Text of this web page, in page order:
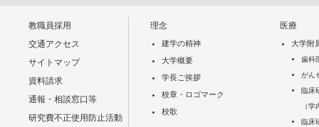
教職員採用
交通アクセス
サイトマップ
資料請求
通報・相談窓口等
研究費不正使用防止活動
理念
建学の精神
大学概要
学長ご挨拶
校章・ロゴマーク
校歌
医療
大学附
歯科
がん
臨床
（
臨床